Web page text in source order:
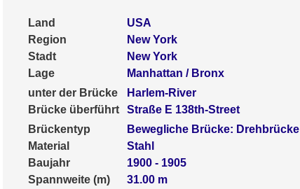
Land
USA
Region
New York
Stadt
New York
Lage
Manhattan / Bronx
unter der Brücke
Harlem-River
Brücke überführt
Straße E 138th-Street
Brückentyp
Bewegliche Brücke: Drehbrücke
Material
Stahl
Baujahr
1900 - 1905
Spannweite (m)
31.00 m